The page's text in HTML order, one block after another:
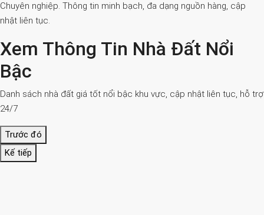
Chuyên nghiệp. Thông tin minh bạch, đa dạng nguồn hàng, cập
nhật liên tục.
Xem Thông Tin Nhà Đất Nổi
Bậc
Danh sách nhà đất giá tốt nổi bậc khu vực, cập nhật liên tục, hỗ trợ
24/7
Trước đó
Kế tiếp